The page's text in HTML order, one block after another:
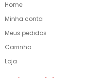
Home
Minha conta
Meus pedidos
Carrinho
Loja